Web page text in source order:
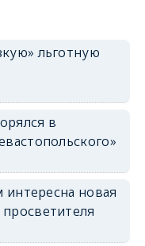
льготную
в
интересна новая